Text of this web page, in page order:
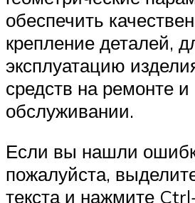
обеспечить
крепление деталей,
эксплуатацию
средств на ремонте и
обслуживании.
Если вы нашли
пожалуйста,
текста и нажмите